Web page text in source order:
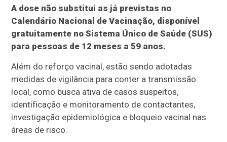
A dose não substitui as já previstas no
Calendário Nacional de Vacinação, disponível
gratuitamente no Sistema Único de Saúde (SUS)
para pessoas de 12 meses a 59 anos.
Além do reforço vacinal, estão sendo adotadas
medidas de vigilância para conter a transmissão
local, como busca ativa de casos suspeitos,
identificação e monitoramento de contactantes,
investigação epidemiológica e bloqueio vacinal nas
áreas de risco.